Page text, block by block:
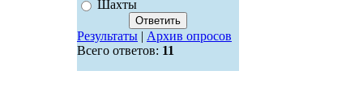
Шахты
Результаты| Архив опросов
Всего ответов: 11